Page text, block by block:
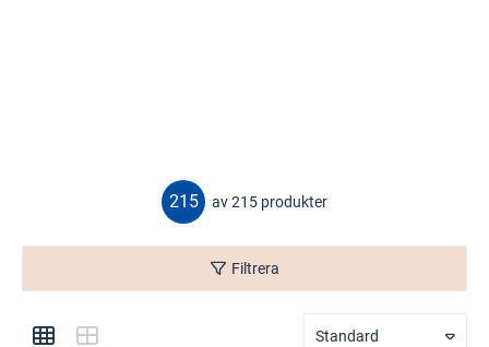
215 av 215 produkter
Filtrera
Standard